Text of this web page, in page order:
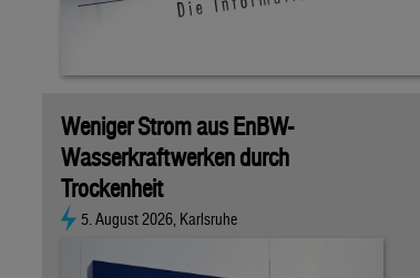
Weniger Strom aus EnBW-
Wasserkraftwerken durch
Trockenheit
5. August 2026, Karlsruhe